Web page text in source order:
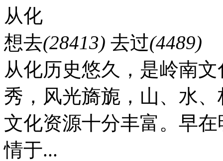
从化
想去(28413) 去过(4489)
从化历史悠久，是岭南
秀，风光旖旎，山、水
文化资源十分丰富。早
情于...